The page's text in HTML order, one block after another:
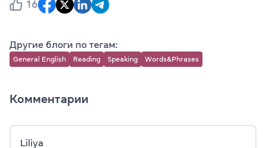
16
Другие блоги по тегам:
General English Reading Speaking Words&Phrases
Комментарии
Liliya